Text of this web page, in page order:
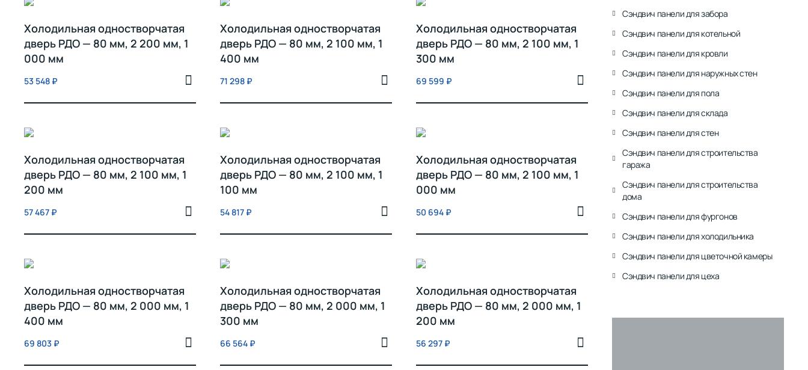
Холодильная одностворчатая
дверь РДО — 80 мм, 2 200 мм, 1
000 мм
53 548 ₽
Холодильная одностворчатая
дверь РДО — 80 мм, 2 100 мм, 1
400 мм
71 298 ₽
Холодильная одностворчатая
дверь РДО — 80 мм, 2 100 мм, 1
300 мм
69 599 ₽
Холодильная одностворчатая
дверь РДО — 80 мм, 2 100 мм, 1
200 мм
57 467 ₽
Холодильная одностворчатая
дверь РДО — 80 мм, 2 100 мм, 1
100 мм
54 817 ₽
Холодильная одностворчатая
дверь РДО — 80 мм, 2 100 мм, 1
000 мм
50 694 ₽
Холодильная одностворчатая
дверь РДО — 80 мм, 2 000 мм, 1
400 мм
69 803 ₽
Холодильная одностворчатая
дверь РДО — 80 мм, 2 000 мм, 1
300 мм
66 564 ₽
Холодильная одностворчатая
дверь РДО — 80 мм, 2 000 мм, 1
200 мм
56 297 ₽
Сэндвич панели для забора
Сэндвич панели для котельной
Сэндвич панели для кровли
Сэндвич панели для наружных стен
Сэндвич панели для пола
Сэндвич панели для склада
Сэндвич панели для стен
Сэндвич панели для строительства
гаража
Сэндвич панели для строительства
дома
Сэндвич панели для фургонов
Сэндвич панели для холодильника
Сэндвич панели для цветочной камеры
Сэндвич панели для цеха